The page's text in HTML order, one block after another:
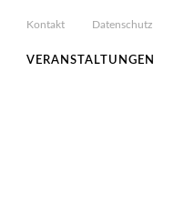
Kontakt Datenschutz
VERANSTALTUNGEN